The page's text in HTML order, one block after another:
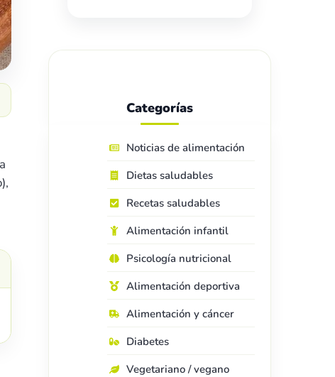
Categorías
Noticias de alimentación
Dietas saludables
Recetas saludables
Alimentación infantil
Psicología nutricional
Alimentación deportiva
Alimentación y cáncer
Diabetes
Vegetariano / vegano